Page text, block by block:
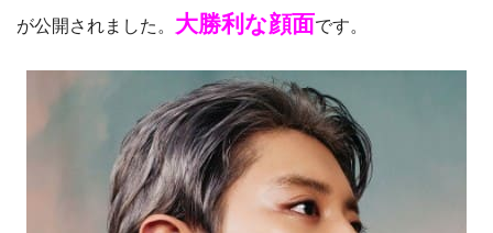
が公開されました。 大勝利な顔面です。